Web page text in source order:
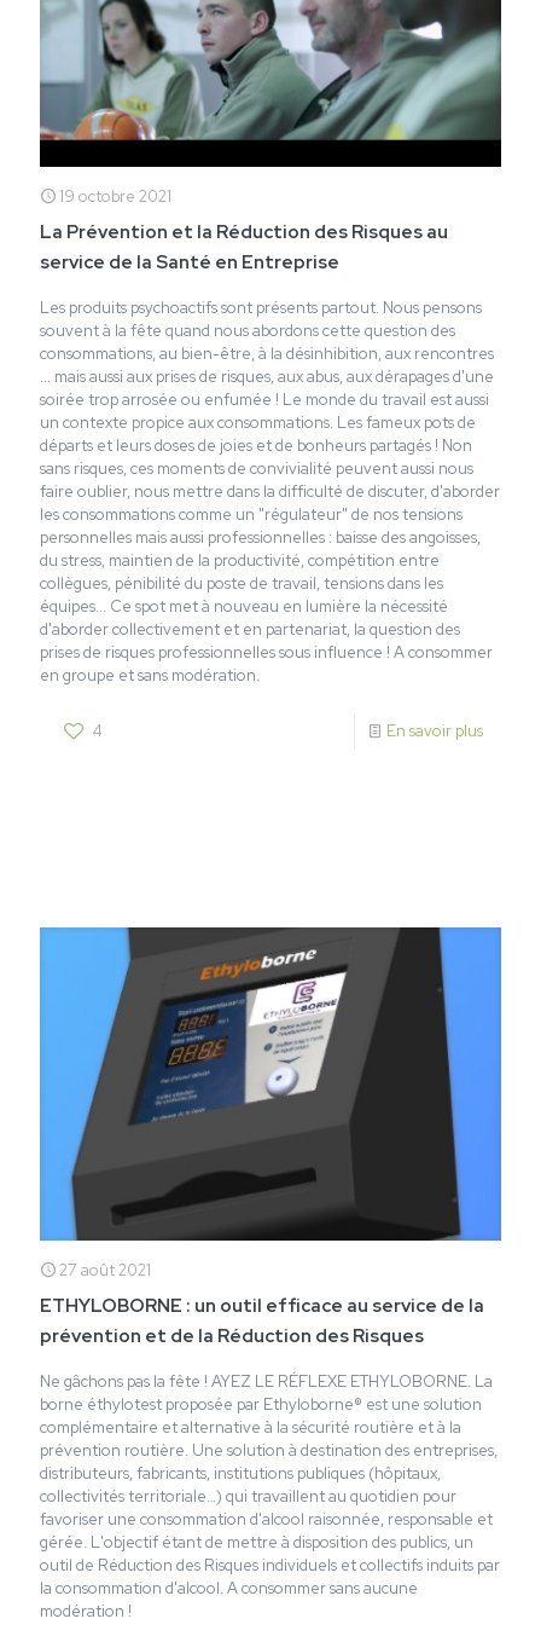
19 octobre 2021
La Prévention et la Réduction des Risques au
service de la Santé en Entreprise
Les produits psychoactifs sont présents partout. Nous pensons
souvent à la fête quand nous abordons cette question des
consommations, au bien-être, à la désinhibition, aux rencontres
... mais aussi aux prises de risques, aux abus, aux dérapages d'une
soirée trop arrosée ou enfumée ! Le monde du travail est aussi
un contexte propice aux consommations. Les fameux pots de
départs et leurs doses de joies et de bonheurs partagés ! Non
sans risques, ces moments de convivialité peuvent aussi nous
faire oublier, nous mettre dans la difficulté de discuter, d'aborder
les consommations comme un "régulateur" de nos tensions
personnelles mais aussi professionnelles : baisse des angoisses,
du stress, maintien de la productivité, compétition entre
collègues, pénibilité du poste de travail, tensions dans les
équipes... Ce spot met à nouveau en lumière la nécessité
d'aborder collectivement et en partenariat, la question des
prises de risques professionnelles sous influence ! A consommer
en groupe et sans modération.
4 En savoir plus
27 août 2021
ETHYLOBORNE : un outil efficace au service de la
prévention et de la Réduction des Risques
Ne gâchons pas la fête ! AYEZ LE RÉFLEXE ETHYLOBORNE. La
borne éthylotest proposée par Ethyloborne® est une solution
complémentaire et alternative à la sécurité routière et à la
prévention routière. Une solution à destination des entreprises,
distributeurs, fabricants, institutions publiques (hôpitaux,
collectivités territoriale…) qui travaillent au quotidien pour
favoriser une consommation d'alcool raisonnée, responsable et
gérée. L'objectif étant de mettre à disposition des publics, un
outil de Réduction des Risques individuels et collectifs induits par
la consommation d'alcool. A consommer sans aucune
modération !